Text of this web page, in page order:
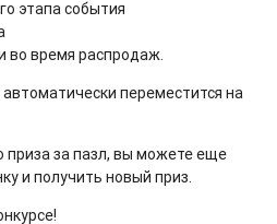
этапа события
во время распродаж.
переместится на
приза за пазл, вы можете еще
и получить новый приз.